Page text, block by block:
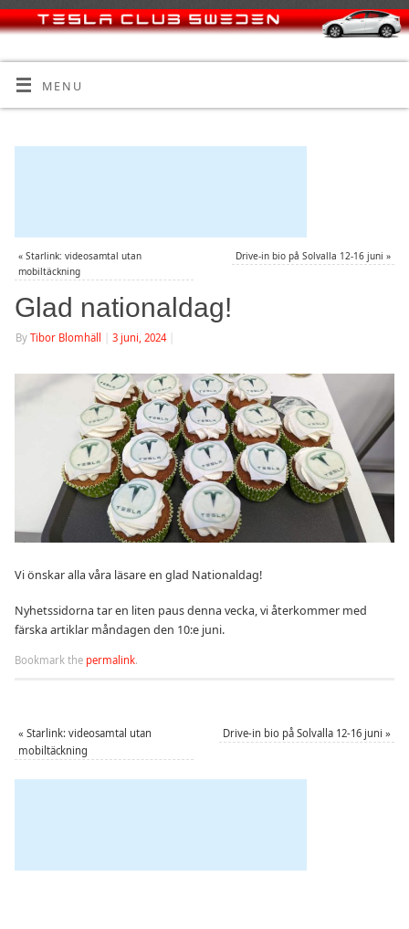
MENU
« Starlink: videosamtal utan
mobiltäckning
Drive-in bio på Solvalla 12-16 juni »
Glad nationaldag!
By Tibor Blomhäll 3 juni, 2024
Vi önskar alla våra läsare en glad Nationaldag!
Nyhetssidorna tar en liten paus denna vecka, vi återkommer med
färska artiklar måndagen den 10:e juni.
Bookmark the permalink.
« Starlink: videosamtal utan
mobiltäckning
Drive-in bio på Solvalla 12-16 juni »